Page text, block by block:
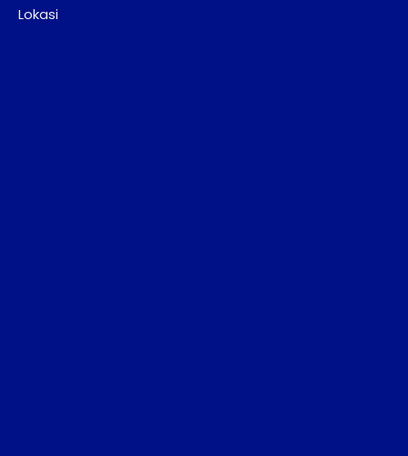
Lokasi